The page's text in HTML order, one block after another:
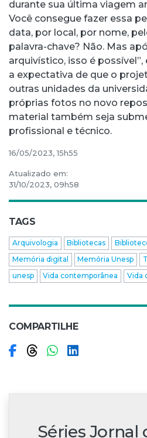
durante sua última viagem
Você consegue fazer essa
data, por local, por nome,
palavra-chave? Não. Mas
arquivístico, isso é
a expectativa de que o
outras unidades da
próprias fotos no novo
material também seja
profissional e técnico.
16/05/2023, 15h55
Atualizado em:
31/10/2023, 09h58
TAGS
Arquivologia Bibliotecas
Memória digital
Memória Unesp
unesp
Vida contemporânea Vida
COMPARTILHE
Compartilhar no
Compartilhar no
Compartilhar
Séries Jornal